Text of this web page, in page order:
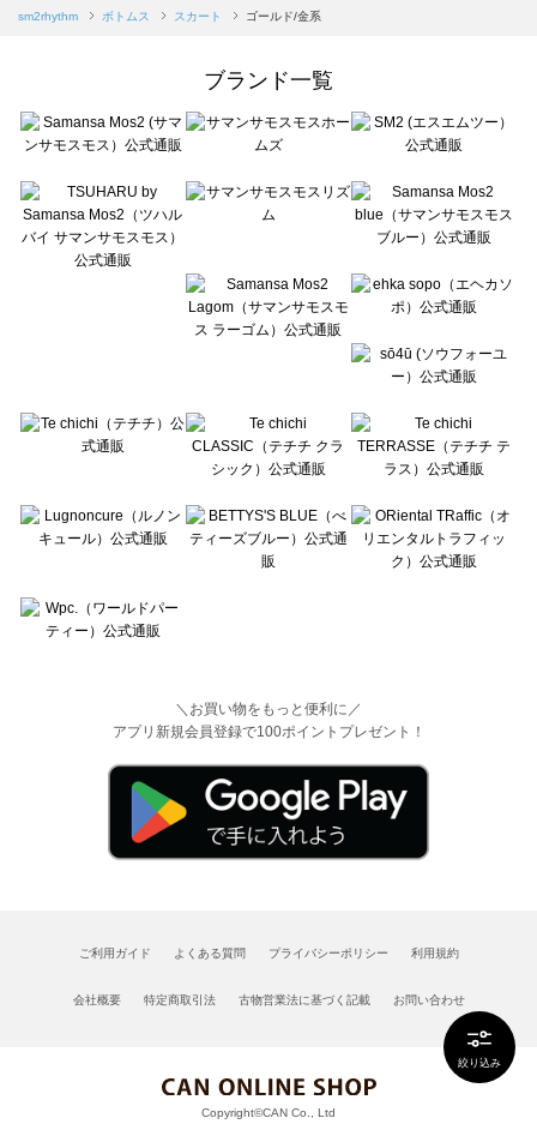
絞り込み
Samansa Mos2 blue（サマンサモスモス ブルー）のスカート一覧
sō4ū（ソウフォーユー）のスカート一覧
Te chichi（テチチ）のスカート一覧
Te chichi CLASSIC（テチチ クラシック）のスカート一覧
Lugnoncure（ルノンキュール）のスカート一覧
BETTY'S BLUE（べティーズブルー）のスカート一覧
Wpc.（ワールドパーティー）のスカート一覧
sm2rhythm ボトムス スカート ゴールド/金系
ブランド一覧
＼お買い物をもっと便利に／
アプリ新規会員登録で100ポイントプレゼント！
ご利用ガイド よくある質問 プライバシーポリシー 利用規約
会社概要 特定商取引法 古物営業法に基づく記載 お問い合わせ
Copyright©CAN Co., Ltd